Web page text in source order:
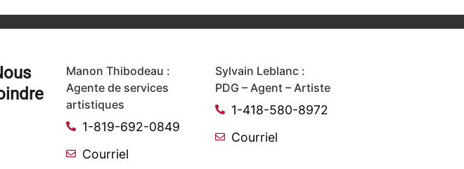
Manon Thibodeau :
Agente de services
artistiques
1-819-692-0849
Courriel
Sylvain Leblanc :
PDG – Agent – Artiste
1-418-580-8972
Courriel